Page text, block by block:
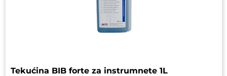
Tekućina BIB forte za instrumnete 1L